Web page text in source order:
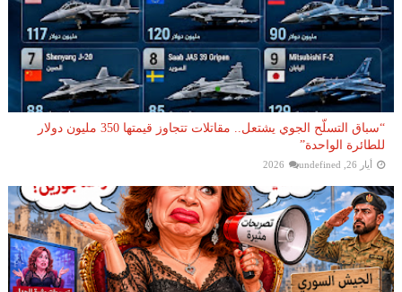
“سباق التسلّح الجوي يشتعل.. مقاتلات تتجاوز قيمتها 350 مليون دولار
للطائرة الواحدة”
أيار 26, 2026 undefined